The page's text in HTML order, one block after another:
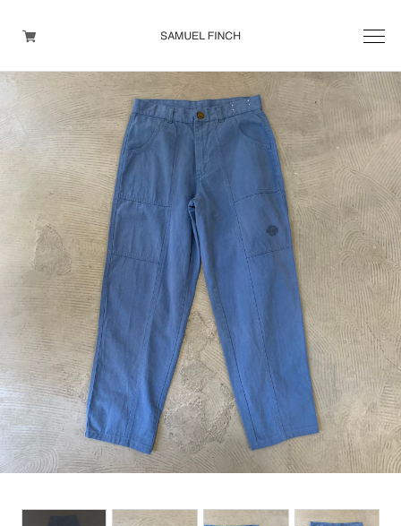
Men's
Maison Martin Margiela
Helmut Lang
Yohji Yamamoto
Other brands
TOPS
OUTER WEAR
BOTTOMS